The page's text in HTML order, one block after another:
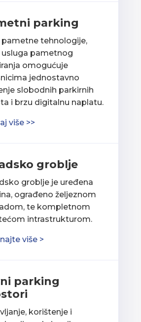
parking
pametne tehnologije,
usluga pametnog
omogućuje
jednostavno
slobodnih parkirnih
i brzu digitalnu naplatu.
više >>
groblje
groblje je uređena
ograđeno željeznom
te kompletnom
intrastrukturom.
više >
parking
korištenje i